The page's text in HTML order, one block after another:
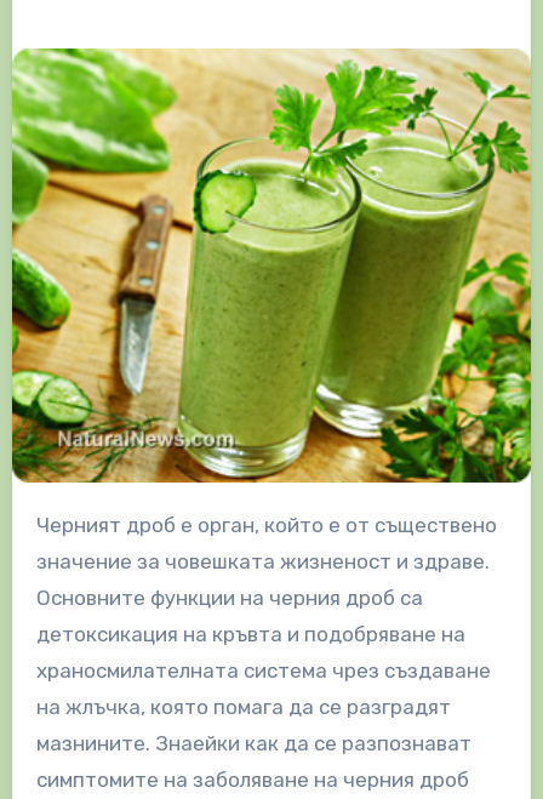
Черният дроб е орган, който е от съществено
значение за човешката жизненост и здраве.
Основните функции на черния дроб са
детоксикация на кръвта и подобряване на
храносмилателната система чрез създаване
на жлъчка, която помага да се разградят
мазнините. Знаейки как да се разпознават
симптомите на заболяване на черния дроб